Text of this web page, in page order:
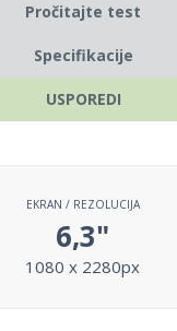
Pročitajte test
Specifikacije
USPOREDI
EKRAN / REZOLUCIJA
6,3"
1080 x 2280px